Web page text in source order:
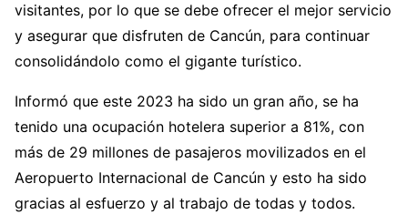
visitantes, por lo que se debe ofrecer el mejor servicio
y asegurar que disfruten de Cancún, para continuar
consolidándolo como el gigante turístico.
Informó que este 2023 ha sido un gran año, se ha
tenido una ocupación hotelera superior a 81%, con
más de 29 millones de pasajeros movilizados en el
Aeropuerto Internacional de Cancún y esto ha sido
gracias al esfuerzo y al trabajo de todas y todos.